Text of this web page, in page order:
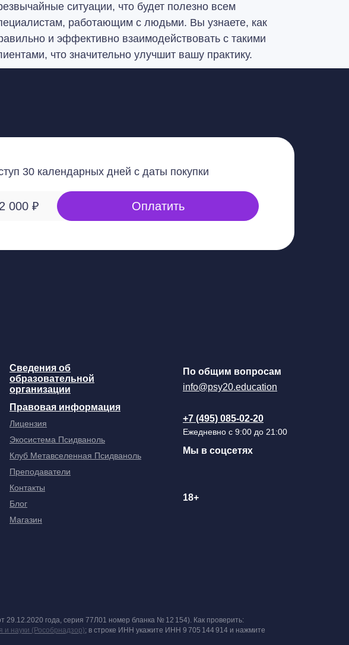
ситуации, что будет полезно всем
работающим с людьми. Вы узнаете, как
и эффективно взаимодействовать с такими
что значительно улучшит вашу практику.
30 календарных дней с даты покупки
2 000 ₽ Оплатить
года, серия 77Л01 номер бланка № 12 154). Как проверить:
науки (Рособрнадзор); в строке ИНН укажите ИНН 9 705 144 914 и нажмите
Сведения об
образовательной
организации
Правовая информация
Лицензия
Экосистема Псидваноль
Клуб Метавселенная Псидваноль
Преподаватели
Контакты
Блог
Магазин
Мы в соцсетях
По общим вопросам
+7 (495) 085-02-20
Ежедневно с 9:00 до 21:00
info@psy20.education
18+